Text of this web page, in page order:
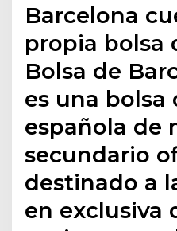
Barcelona
propia bolsa
Bolsa de
es una bolsa
española de
secundario
destinado a
en exclusiva